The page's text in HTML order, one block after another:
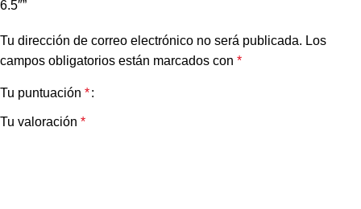
6.5″”
Tu dirección de correo electrónico no será publicada. Los
campos obligatorios están marcados con *
Tu puntuación *
Tu valoración *